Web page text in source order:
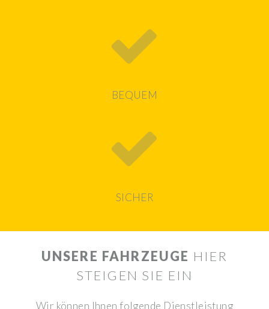
BEQUEM
SICHER
UNSERE FAHRZEUGE HIER
STEIGEN SIE EIN
Wir können Ihnen folgende Dienstleistung